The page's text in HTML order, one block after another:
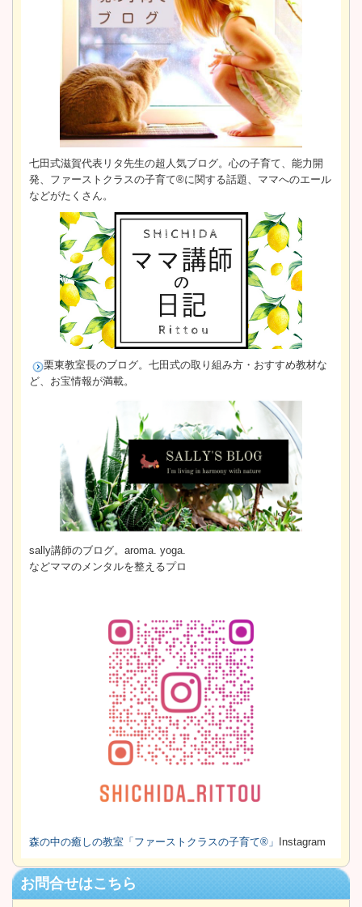
七田式滋賀代表リタ先生の超人気ブログ。心の子育て、能力開
発、ファーストクラスの子育て®に関する話題、ママへのエール
などがたくさん。
栗東教室長のブログ。 七田式の取り組み方・おすすめ教材な
ど、お宝情報が満載。
sally講師のブログ。aroma. yoga.
などママのメンタルを整えるプロ
森の中の癒しの教室 「ファーストクラスの子育て®」 Instagram
お問合せはこちら